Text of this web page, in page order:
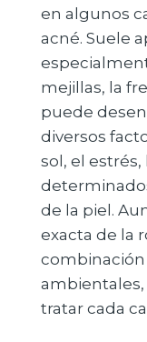
en algunos
acné. Suele
mejillas, la
puede
diversos
sol, el
de la piel.
exacta de la
tratar cada